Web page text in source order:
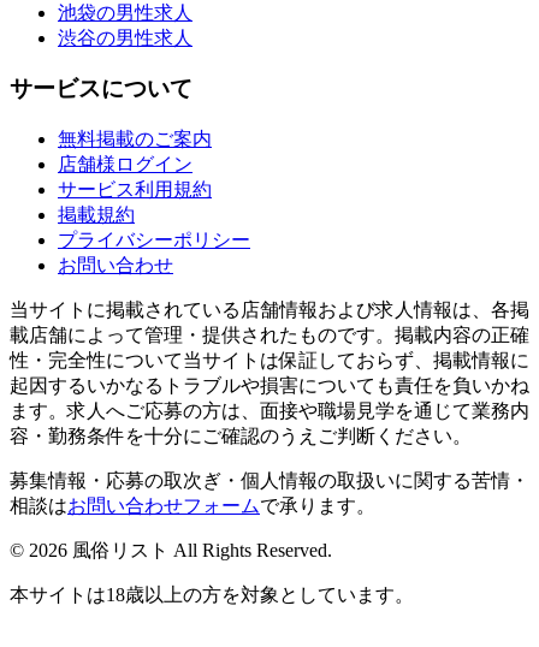
池袋の男性求人
渋谷の男性求人
サービスについて
無料掲載のご案内
店舗様ログイン
サービス利用規約
掲載規約
プライバシーポリシー
お問い合わせ
当サイトに掲載されている店舗情報および求人情報は、各掲
載店舗によって管理・提供されたものです。掲載内容の正確
性・完全性について当サイトは保証しておらず、掲載情報に
起因するいかなるトラブルや損害についても責任を負いかね
ます。求人へご応募の方は、面接や職場見学を通じて業務内
容・勤務条件を十分にご確認のうえご判断ください。
募集情報・応募の取次ぎ・個人情報の取扱いに関する苦情・
相談はお問い合わせフォームで承ります。
© 2026 風俗リスト All Rights Reserved.
本サイトは18歳以上の方を対象としています。